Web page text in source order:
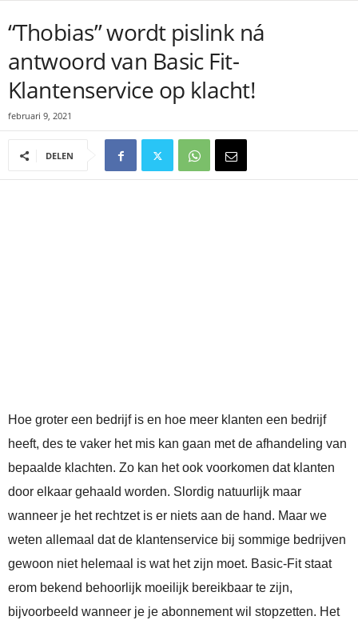
“Thobias” wordt pislink ná
antwoord van Basic Fit-
Klantenservice op klacht!
februari 9, 2021
DELEN
Hoe groter een bedrijf is en hoe meer klanten een bedrijf
heeft, des te vaker het mis kan gaan met de afhandeling van
bepaalde klachten. Zo kan het ook voorkomen dat klanten
door elkaar gehaald worden. Slordig natuurlijk maar
wanneer je het rechtzet is er niets aan de hand. Maar we
weten allemaal dat de klantenservice bij sommige bedrijven
gewoon niet helemaal is wat het zijn moet. Basic-Fit staat
erom bekend behoorlijk moeilijk bereikbaar te zijn,
bijvoorbeeld wanneer je je abonnement wil stopzetten. Het